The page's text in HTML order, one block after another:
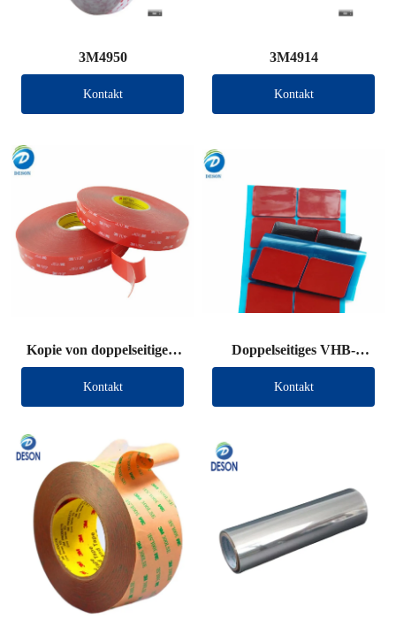
3M4950
Kontakt
3M4914
Kontakt
Kopie von doppelseitigem
VHB-Klebeband (andere
Marke)
Kontakt
Doppelseitiges VHB-
Klebeband (andere
Marke)
Kontakt